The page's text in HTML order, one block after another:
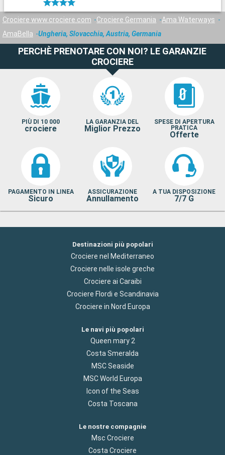
Crociere www.crociere.com Crociere Germania
Ama Waterways
AmaBella
Ungheria, Slovacchia, Austria, Germania
PERCHÈ PRENOTARE CON NOI? LE GARANZIE
CROCIERE
PIÙ DI 10 000
crociere
LA GARANZIA DEL
Miglior Prezzo
SPESE DI APERTURA
PRATICA
Offerte
PAGAMENTO IN LINEA
Sicuro
ASSICURAZIONE
Annullamento
A TUA DISPOSIZIONE
7/7 G
Destinazioni più popolari
Crociere nel Mediterraneo
Crociere nelle isole greche
Crociere ai Caraibi
Crociere Flordi e Scandinavia
Crociere in Nord Europa
Le navi più popolari
Queen mary 2
Costa Smeralda
MSC Seaside
MSC World Europa
Icon of the Seas
Costa Toscana
Le nostre compagnie
Msc Crociere
Costa Crociere